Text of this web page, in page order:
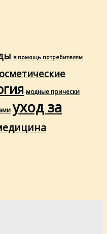
в помощь потребителям
модные прически
уход за